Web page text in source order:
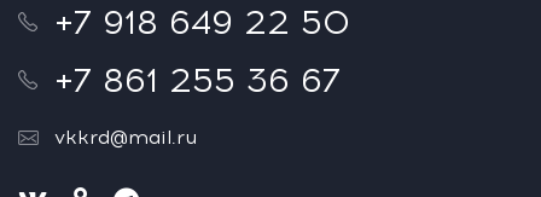
+7 918 649 22 50
+7 861 255 36 67
vkkrd@mail.ru